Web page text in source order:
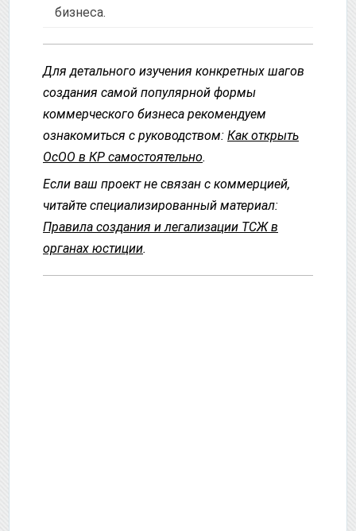
бизнеса.
Для детального изучения конкретных шагов
создания самой популярной формы
коммерческого бизнеса рекомендуем
ознакомиться с руководством: Как открыть
ОсОО в КР самостоятельно.
Если ваш проект не связан с коммерцией,
читайте специализированный материал:
Правила создания и легализации ТСЖ в
органах юстиции.